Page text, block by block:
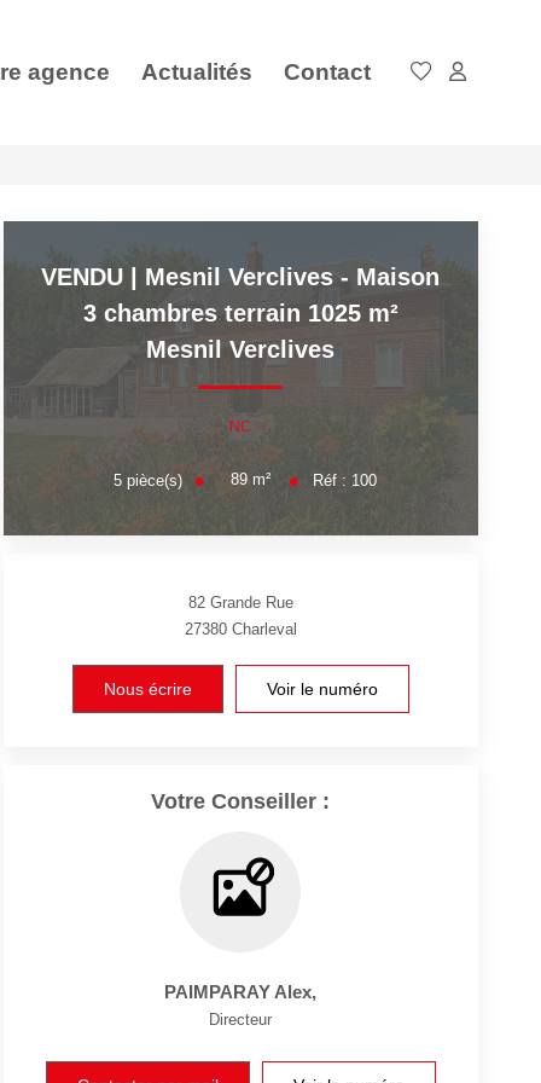
agence Actualités Contact
VENDU | Mesnil Verclives - Maison
3 chambres terrain 1025 m²
Mesnil Verclives
NC
5pièce(s) 89m² Réf : 100
82 Grande Rue
27380 Charleval
Nous écrire Voir le numéro
Votre Conseiller :
PAIMPARAY Alex,
Directeur